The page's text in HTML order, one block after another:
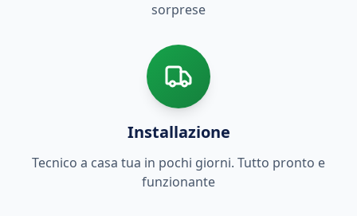
sorprese
Installazione
Tecnico a casa tua in pochi giorni. Tutto pronto e
funzionante